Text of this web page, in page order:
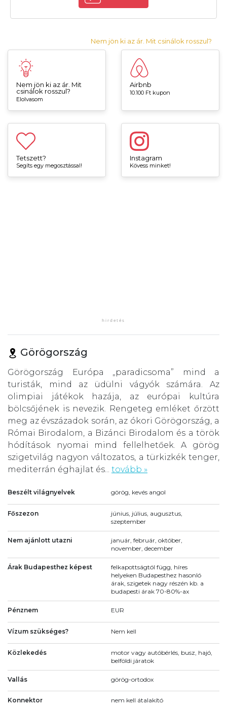
Nem jön ki az ár. Mit csinálok rosszul?
Nem jön ki az ár. Mit
csinálok rosszul?
Elolvasom
Airbnb
10.100 Ft kupon
Tetszett?
Segíts egy megosztással!
Instagram
Kövess minket!
Görögország
Görögország Európa „paradicsoma” mind a
turisták, mind az üdülni vágyók számára. Az
olimpiai játékok hazája, az európai kultúra
bölcsőjének is nevezik. Rengeteg emléket őrzött
meg az évszázadok során, az ókori Görögország, a
Római Birodalom, a Bizánci Birodalom és a török
hódítások nyomai mind fellelhetőek. A görög
szigetvilág nagyon változatos, a türkizkék tenger,
mediterrán éghajlat és... tovább »
Beszélt világnyelvek görög, kevés angol
Főszezon
június, július, augusztus,
szeptember
Nem ajánlott utazni
január, február, október,
november, december
Árak Budapesthez képest
felkapottságtól függ, híres
helyeken Budapesthez hasonló
árak, szigetek nagy részén kb. a
budapesti árak 70-80%-ax
Pénznem EUR
Vízum szükséges? Nem kell
Közlekedés
motor vagy autóbérlés, busz, hajó,
belföldi járatok
Vallás görög-ortodox
Konnektor nem kell átalakító